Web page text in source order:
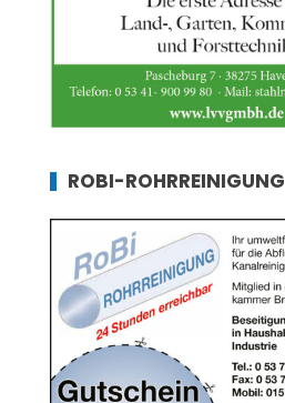
ROBI-ROHRREINIGUNG